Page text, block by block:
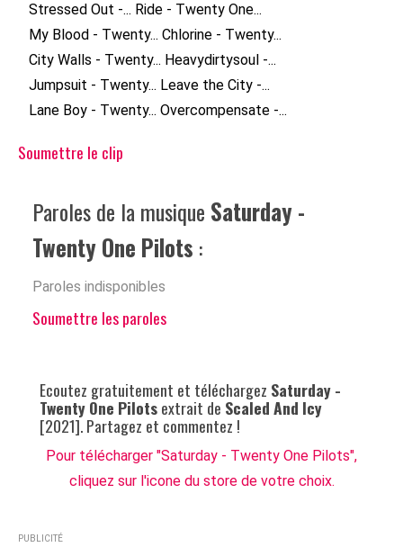
Stressed Out -... Ride - Twenty One...
My Blood - Twenty... Chlorine - Twenty...
City Walls - Twenty... Heavydirtysoul -...
Jumpsuit - Twenty... Leave the City -...
Lane Boy - Twenty... Overcompensate -...
Soumettre le clip
Paroles de la musique Saturday -
Twenty One Pilots :
Paroles indisponibles
Soumettre les paroles
Ecoutez gratuitement et téléchargez Saturday -
Twenty One Pilotsextrait de Scaled And Icy
[2021]. Partagez et commentez !
Pour télécharger "Saturday - Twenty One Pilots",
cliquez sur l'icone du store de votre choix.
PUBLICITÉ